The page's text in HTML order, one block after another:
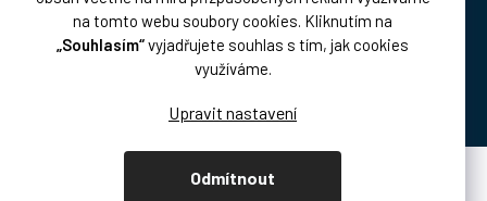
na tomto webu soubory cookies. Kliknutím na
„Souhlasím“vyjadřujete souhlas s tím, jak cookies
využíváme.
Odmítnout
Platba: